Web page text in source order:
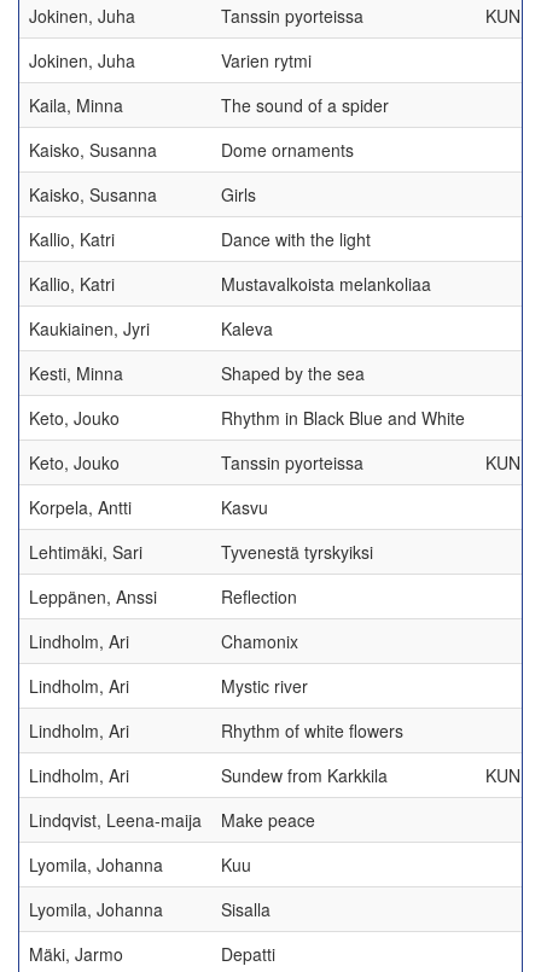
Jokinen, Juha
Tanssin pyorteissa
Jokinen, Juha
Varien rytmi
Kaila, Minna
The sound of a spider
Kaisko, Susanna
Dome ornaments
Kaisko, Susanna
Girls
Kallio, Katri
Dance with the light
Kallio, Katri
Mustavalkoista melankoliaa
Kaukiainen, Jyri
Kaleva
Kesti, Minna
Shaped by the sea
Keto, Jouko
Rhythm in Black Blue and White
Keto, Jouko
Tanssin pyorteissa
Korpela, Antti
Kasvu
Lehtimäki, Sari
Tyvenestä tyrskyiksi
Leppänen, Anssi
Reflection
Lindholm, Ari
Chamonix
Lindholm, Ari
Mystic river
Lindholm, Ari
Rhythm of white flowers
Lindholm, Ari
Sundew from Karkkila
Lindqvist, Leena-maija
Make peace
Lyomila, Johanna
Kuu
Lyomila, Johanna
Sisalla
Mäki, Jarmo
Depatti